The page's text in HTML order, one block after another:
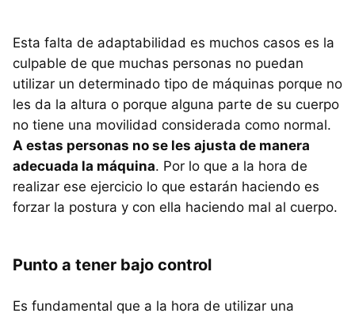
Esta falta de adaptabilidad es muchos casos es la
culpable de que muchas personas no puedan
utilizar un determinado tipo de máquinas porque no
les da la altura o porque alguna parte de su cuerpo
no tiene una movilidad considerada como normal.
A estas personas no se les ajusta de manera
adecuada la máquina. Por lo que a la hora de
realizar ese ejercicio lo que estarán haciendo es
forzar la postura y con ella haciendo mal al cuerpo.
Punto a tener bajo control
Es fundamental que a la hora de utilizar una